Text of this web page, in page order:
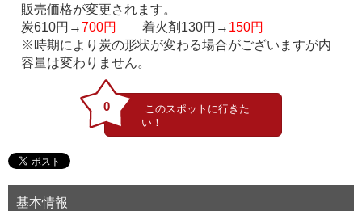
販売価格が変更されます。
炭610円→700円 着火剤130円→ 150円
※時期により炭の形状が変わる場合がございますが内
容量は変わりません。
0
基本情報